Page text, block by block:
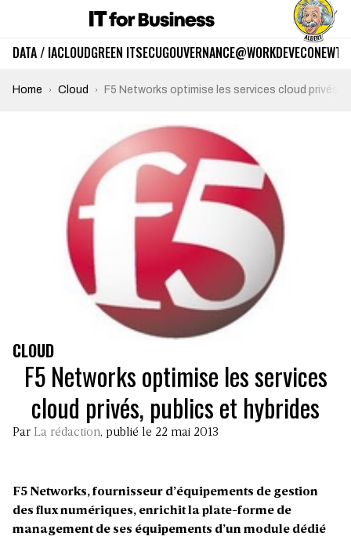
DATA / IACLOUDGREEN ITSECUGOUVERNANCE@WORKDEVECO
Home Cloud F5 Networks optimise les services cloud privés,
CLOUD
F5 Networks optimise les services
cloud privés, publics et hybrides
Par La rédaction, publié le 22 mai 2013
F5 Networks, fournisseur d’équipements de gestion
des flux numériques, enrichit la plate-forme de
management de ses équipements d’un module dédié